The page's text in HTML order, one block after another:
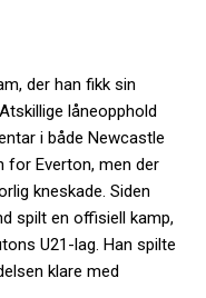
der han fikk sin
låneopphold
i både Newcastle
for Everton, men der
kneskade. Siden
spilt en offisiell kamp,
U21-lag. Han spilte
klare med